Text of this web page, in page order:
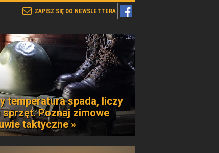
ZAPISZ SIĘ DO NEWSLETTERA
temperatura spada, liczy
sprzęt. Poznaj zimowe
taktyczne »